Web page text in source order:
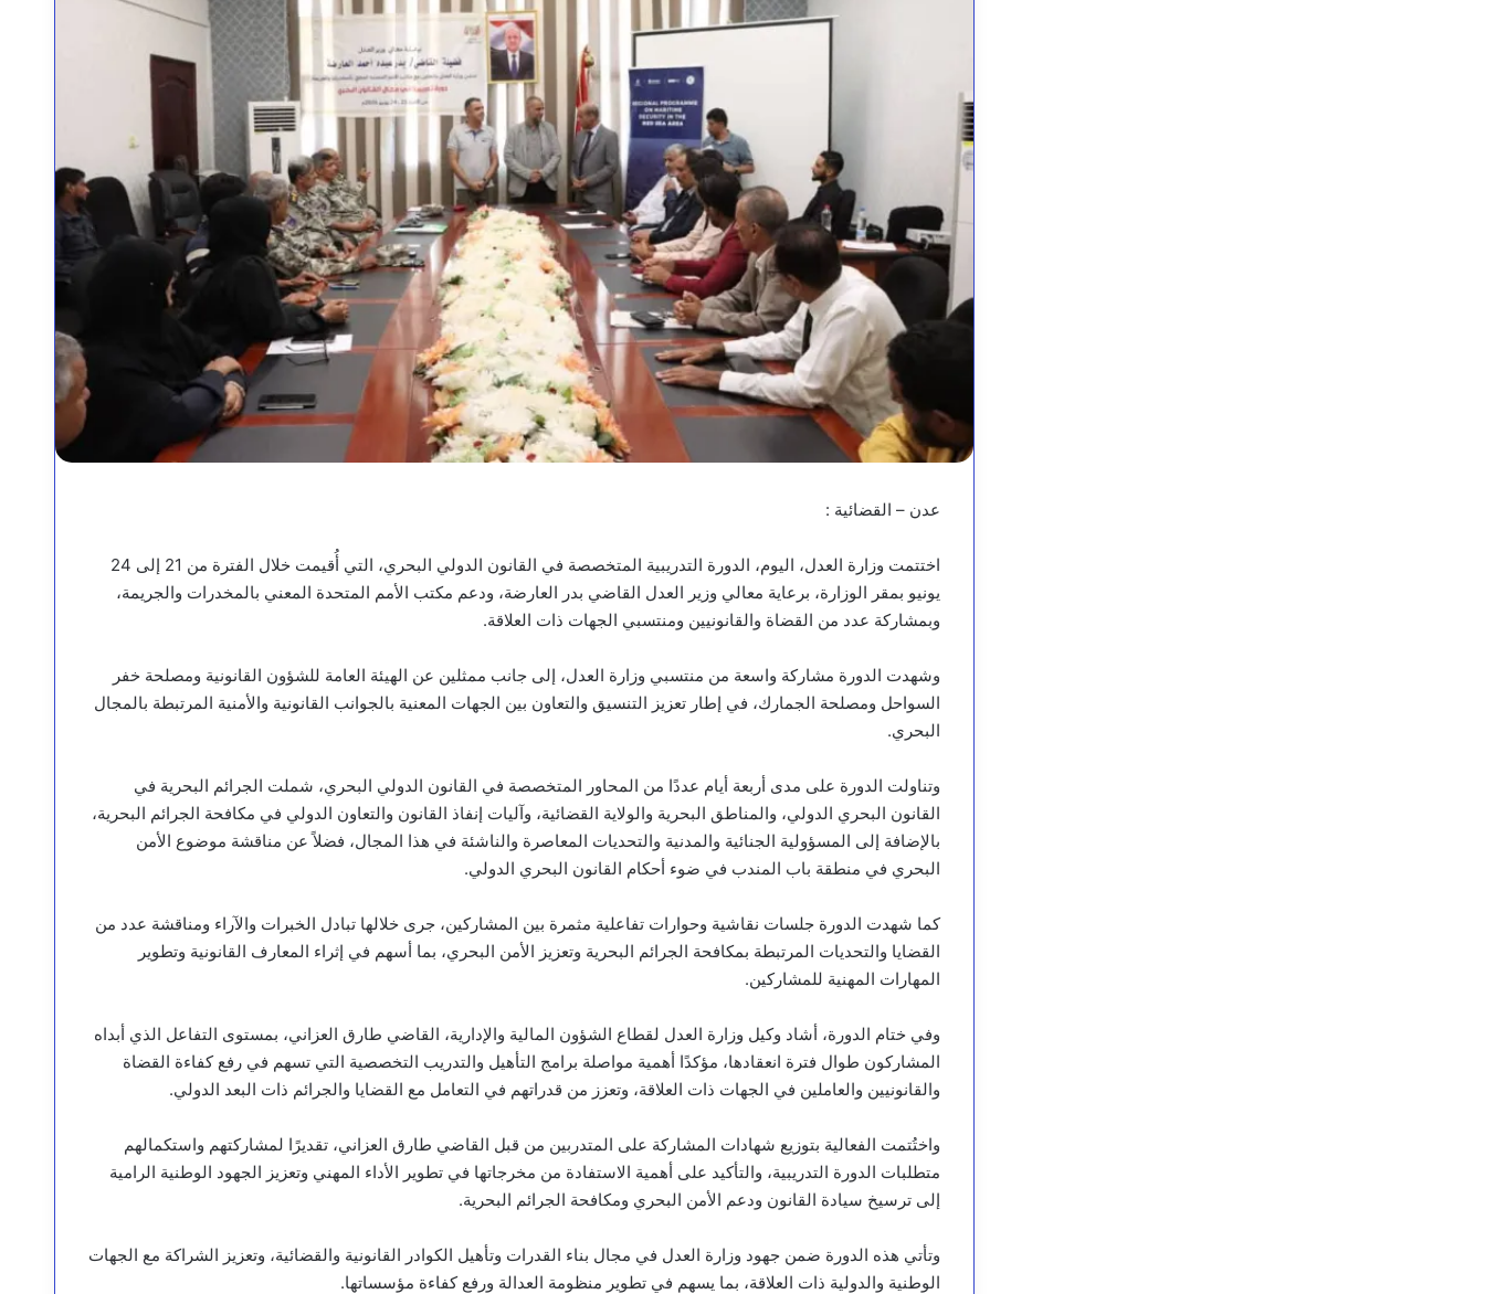
عدن – القضائية :
اختتمت وزارة العدل، اليوم، الدورة التدريبية المتخصصة في القانون الدولي البحري، التي أُقيمت خلال الفترة من 21 إلى 24
يونيو بمقر الوزارة، برعاية معالي وزير العدل القاضي بدر العارضة، ودعم مكتب الأمم المتحدة المعني بالمخدرات والجريمة،
وبمشاركة عدد من القضاة والقانونيين ومنتسبي الجهات ذات العلاقة.
وشهدت الدورة مشاركة واسعة من منتسبي وزارة العدل، إلى جانب ممثلين عن الهيئة العامة للشؤون القانونية ومصلحة خفر
السواحل ومصلحة الجمارك، في إطار تعزيز التنسيق والتعاون بين الجهات المعنية بالجوانب القانونية والأمنية المرتبطة بالمجال
البحري.
وتناولت الدورة على مدى أربعة أيام عددًا من المحاور المتخصصة في القانون الدولي البحري، شملت الجرائم البحرية في
القانون البحري الدولي، والمناطق البحرية والولاية القضائية، وآليات إنفاذ القانون والتعاون الدولي في مكافحة الجرائم البحرية،
بالإضافة إلى المسؤولية الجنائية والمدنية والتحديات المعاصرة والناشئة في هذا المجال، فضلاً عن مناقشة موضوع الأمن
البحري في منطقة باب المندب في ضوء أحكام القانون البحري الدولي.
كما شهدت الدورة جلسات نقاشية وحوارات تفاعلية مثمرة بين المشاركين، جرى خلالها تبادل الخبرات والآراء ومناقشة عدد من
القضايا والتحديات المرتبطة بمكافحة الجرائم البحرية وتعزيز الأمن البحري، بما أسهم في إثراء المعارف القانونية وتطوير
المهارات المهنية للمشاركين.
وفي ختام الدورة، أشاد وكيل وزارة العدل لقطاع الشؤون المالية والإدارية، القاضي طارق العزاني، بمستوى التفاعل الذي أبداه
المشاركون طوال فترة انعقادها، مؤكدًا أهمية مواصلة برامج التأهيل والتدريب التخصصية التي تسهم في رفع كفاءة القضاة
والقانونيين والعاملين في الجهات ذات العلاقة، وتعزز من قدراتهم في التعامل مع القضايا والجرائم ذات البعد الدولي.
واختُتمت الفعالية بتوزيع شهادات المشاركة على المتدربين من قبل القاضي طارق العزاني، تقديرًا لمشاركتهم واستكمالهم
متطلبات الدورة التدريبية، والتأكيد على أهمية الاستفادة من مخرجاتها في تطوير الأداء المهني وتعزيز الجهود الوطنية الرامية
إلى ترسيخ سيادة القانون ودعم الأمن البحري ومكافحة الجرائم البحرية.
وتأتي هذه الدورة ضمن جهود وزارة العدل في مجال بناء القدرات وتأهيل الكوادر القانونية والقضائية، وتعزيز الشراكة مع الجهات
الوطنية والدولية ذات العلاقة، بما يسهم في تطوير منظومة العدالة ورفع كفاءة مؤسساتها.